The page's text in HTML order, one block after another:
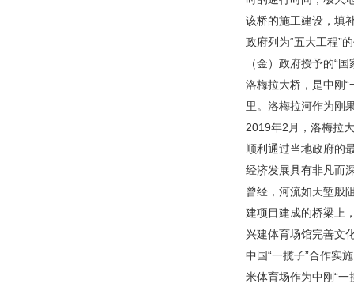
该桥的施工建设，填
政府列为“五大工程”
（金）政府授予的“
洛梅拉大桥，是中刚
里。洛梅拉河作为刚
2019年2月，洛梅拉
顺利通过当地政府的
经济发展具有非凡而
曾经，河流如天堑般
建项目建成的桥梁上
兴建体育场馆完善文
中国“一揽子”合作实
米体育场作为中刚“